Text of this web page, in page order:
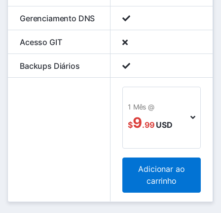
Gerenciamento DNS
Acesso GIT
Backups Diários
1 Mês @
$9.99 USD
Adicionar ao
carrinho